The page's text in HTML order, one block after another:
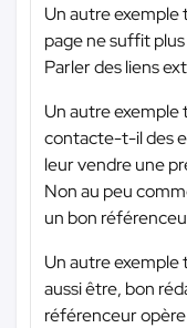
Un autre exemple
page ne suffit
Parler des liens
Un autre
contacte-t-il des
leur vendre une
Non au peu
un bon
Un autre
aussi être, bon
référenceur